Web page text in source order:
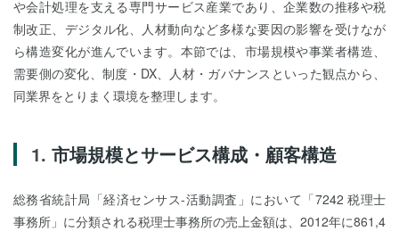
や会計処理を支える専門サービス産業であり、企業数の推移や税
制改正、デジタル化、人材動向など多様な要因の影響を受けなが
ら構造変化が進んでいます。本節では、市場規模や事業者構造、
需要側の変化、制度・DX、人材・ガバナンスといった観点から、
同業界をとりまく環境を整理します。
市場規模とサービス構成・顧客構造
総務省統計局「経済センサス-活動調査」において「7242 税理士
事務所」に分類される税理士事務所の売上金額は、2012年に861,4